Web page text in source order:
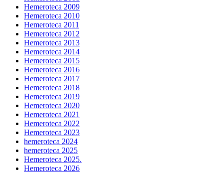
Hemeroteca 2009
Hemeroteca 2010
Hemeroteca 2011
Hemeroteca 2012
Hemeroteca 2013
Hemeroteca 2014
Hemeroteca 2015
Hemeroteca 2016
Hemeroteca 2017
Hemeroteca 2018
Hemeroteca 2019
Hemeroteca 2020
Hemeroteca 2021
Hemeroteca 2022
Hemeroteca 2023
hemeroteca 2024
hemeroteca 2025
Hemeroteca 2025.
Hemeroteca 2026